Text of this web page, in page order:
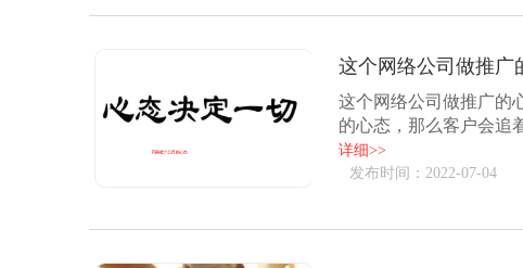
这个网络公司做推广
这个网络公司做推广的
的心态，那么客户会追
是拼命的干。老板也是轻
详细>>
发布时间：2022-07-04